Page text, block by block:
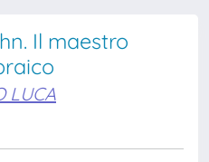
Il maestro
LUCA